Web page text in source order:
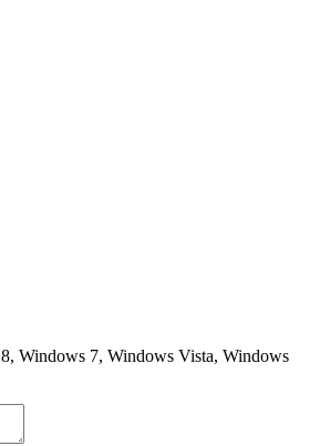
Windows 7, Windows Vista, Windows